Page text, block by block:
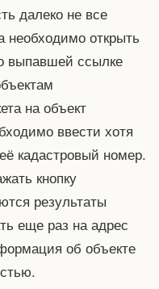
далеко не все
необходимо открыть
выпавшей ссылке
на объект
ввести хотя
кадастровый номер.
кнопку
результаты
еще раз на адрес
об объекте